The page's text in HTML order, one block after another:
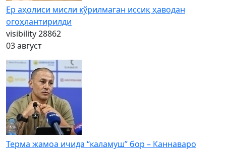
Ер аҳолиси мисли кўрилмаган иссиқ ҳаводан
огоҳлантирилди
visibility28862
03 август
Терма жамоа ичида “каламуш” бор – Каннаваро